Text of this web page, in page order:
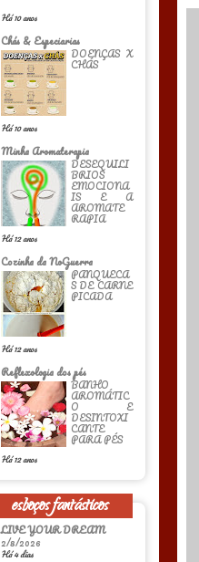
Há 10 anos
Chás & Especiarias
DOENÇAS X
CHÁS
Há 10 anos
Minha Aromaterapia
DESEQUILI
BRIOS
EMOCIONA
IS E A
AROMATE
RAPIA
Há 12 anos
Cozinha da NoGuerra
PANQUECA
S DE CARNE
PICADA
Há 12 anos
Reflexologia dos pés
BANHO
AROMÁTIC
O E
DESINTOXI
CANTE
PARA PÉS
Há 12 anos
esboços fantásticos
LIVE YOUR DREAM
2/8/2026
Há 4 dias